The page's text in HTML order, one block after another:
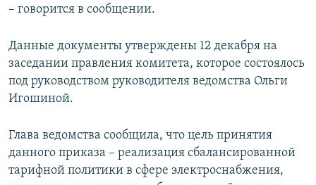
– говорится в сообщении.
Данные документы утверждены 12 декабря на
заседании правления комитета, которое состоялось
под руководством руководителя ведомства Ольги
Игошиной.
Глава ведомства сообщила, что цель принятия
данного приказа – реализация сбалансированной
тарифной политики в сфере электроснабжения,